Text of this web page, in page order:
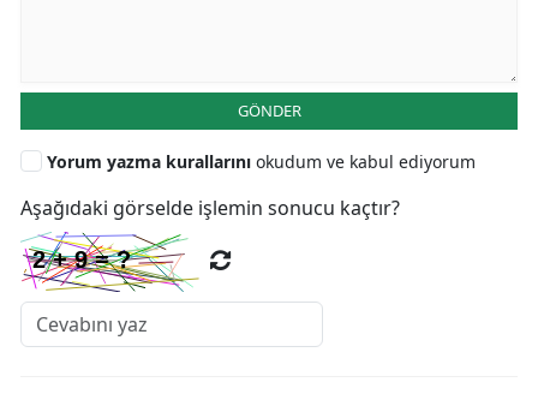
GÖNDER
Yorum yazma kurallarını okudum ve kabul ediyorum
Aşağıdaki görselde işlemin sonucu kaçtır?